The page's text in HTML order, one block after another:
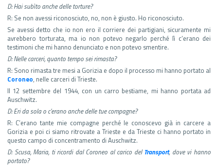
D: Hai subìto anche delle torture?
R: Se non avessi riconosciuto, no, non è giusto. Ho riconosciuto.
Se avessi detto che io non ero il corriere dei partigiani, sicuramente mi
avrebbero torturata, ma io non potevo negarlo perché lì c’erano dei
testimoni che mi hanno denunciato e non potevo smentire.
D: Nelle carceri, quanto tempo sei rimasta?
R: Sono rimasta tre mesi a Gorizia e dopo il processo mi hanno portato al
Coroneo, nelle carceri di Trieste.
Il 12 settembre del 1944, con un carro bestiame, mi hanno portata ad
Auschwitz.
D: Eri da sola o c’erano anche delle tue compagne?
R: C’erano tante mie compagne perché le conoscevo già in carcere a
Gorizia e poi ci siamo ritrovate a Trieste e da Trieste ci hanno portato in
questo campo di concentramento di Auschwitz.
D: Scusa, Maria, ti ricordi dal Coroneo al carico del Transport, dove vi hanno
portato?